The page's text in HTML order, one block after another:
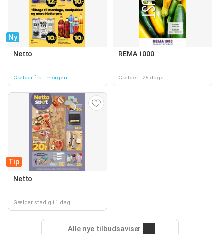
Ny
Netto
Gælder fra i morgen
REMA 1000
Gælder i 25 dage
Tip
Netto
Gælder stadig i 1 dag
Alle nye tilbudsaviser